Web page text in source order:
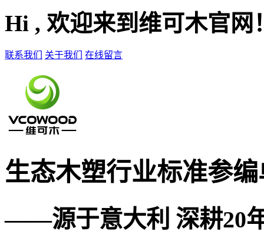
Hi , 欢迎来到维可木官网
联系我们 关于我们 在线留言
生态木塑行业标准参
——源于意大利 深耕